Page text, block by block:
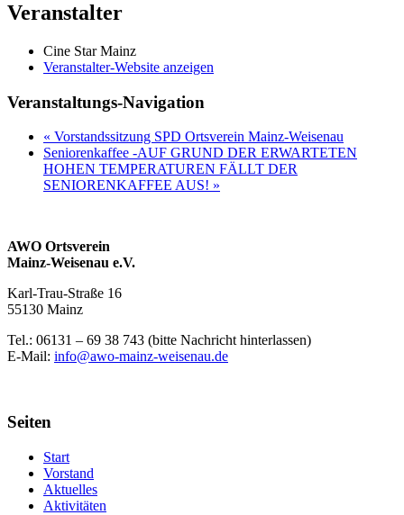
Veranstalter
Cine Star Mainz
Veranstalter-Website anzeigen
Veranstaltungs-Navigation
« Vorstandssitzung SPD Ortsverein Mainz-Weisenau
Seniorenkaffee -AUF GRUND DER ERWARTETEN
HOHEN TEMPERATUREN FÄLLT DER
SENIORENKAFFEE AUS! »
AWO Ortsverein
Mainz-Weisenau e.V.
Karl-Trau-Straße 16
55130 Mainz
Tel.: 06131 – 69 38 743 (bitte Nachricht hinterlassen)
E-Mail: info@awo-mainz-weisenau.de
Seiten
Start
Vorstand
Aktuelles
Aktivitäten